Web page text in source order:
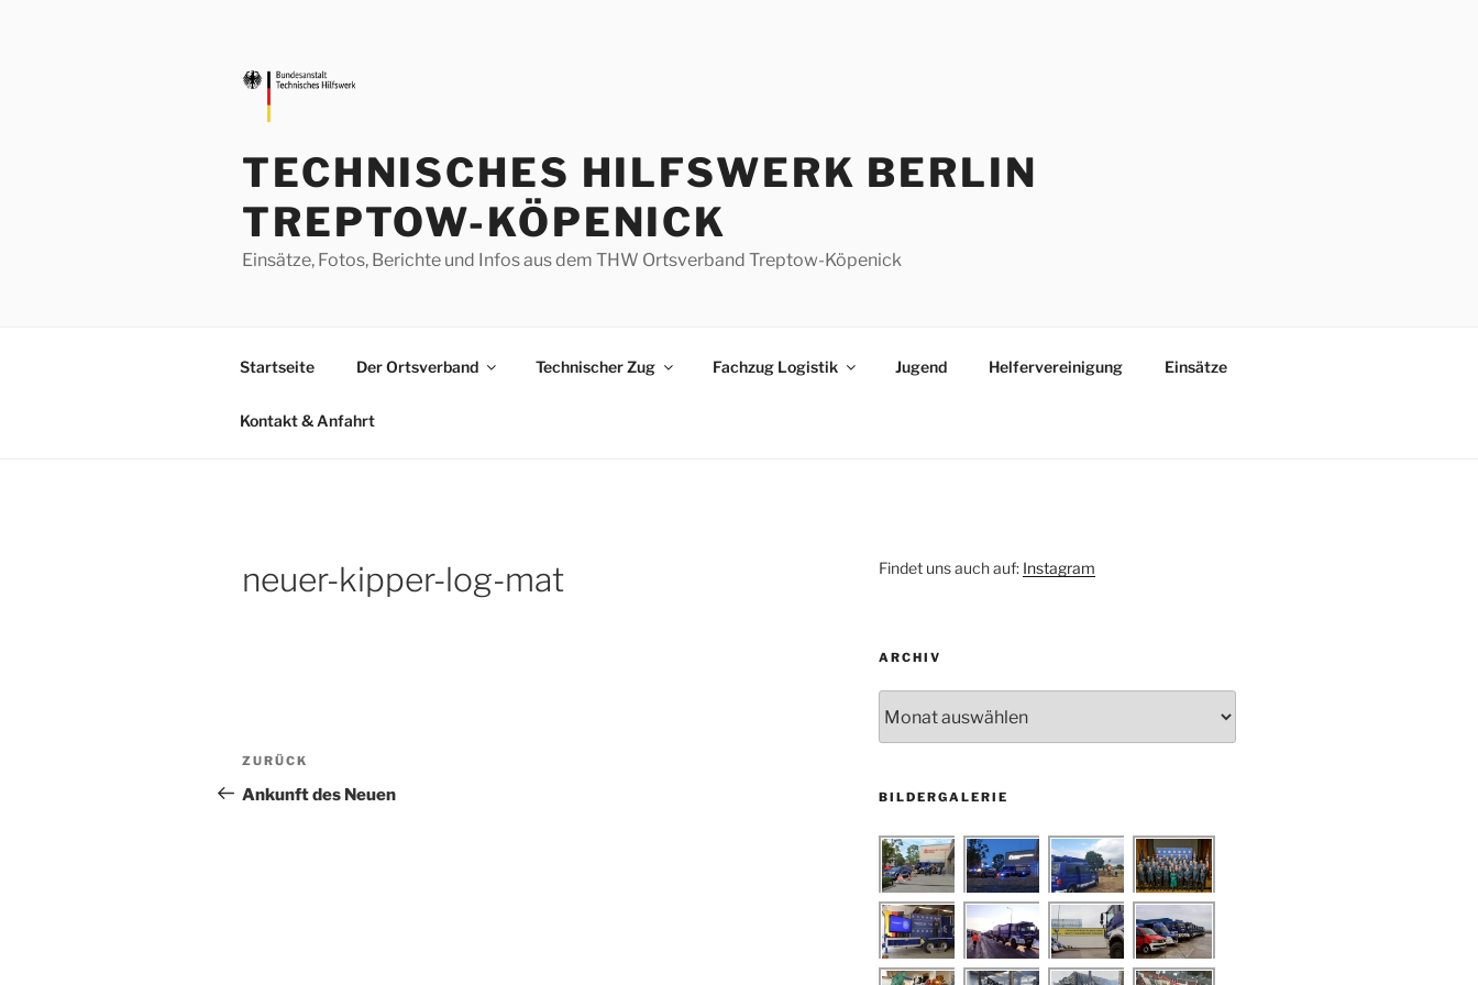
TECHNISCHES HILFSWERK BERLIN
TREPTOW-KÖPENICK
Einsätze, Fotos, Berichte und Infos aus dem THW Ortsverband Treptow-Köpenick
Startseite Der Ortsverband Technischer Zug Fachzug Logistik Jugend Helfervereinigung Einsätze
Kontakt & Anfahrt
neuer-kipper-log-mat
Beitragsnavigation
Vorheriger
Beitrag
ZURÜCK
Ankunft des Neuen
Findet uns auch auf: Instagram
ARCHIV
BILDERGALERIE